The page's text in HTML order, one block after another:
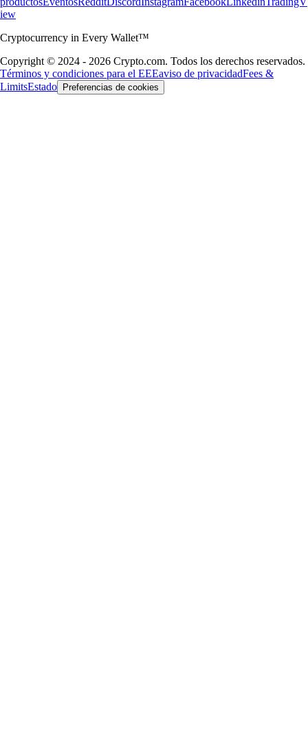
iew
Cryptocurrency in Every Wallet™
Copyright © 2024 - 2026 Crypto.com. Todos los derechos reservados.
Términos y condiciones para el EEEaviso de privacidadFees &
LimitsEstado Preferencias de cookies